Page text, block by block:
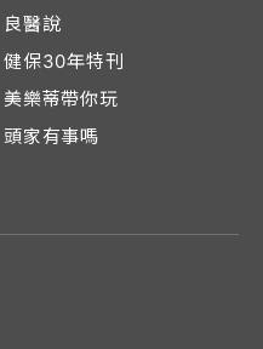
良醫說
健保30年特刊
美樂蒂帶你玩
頭家有事嗎